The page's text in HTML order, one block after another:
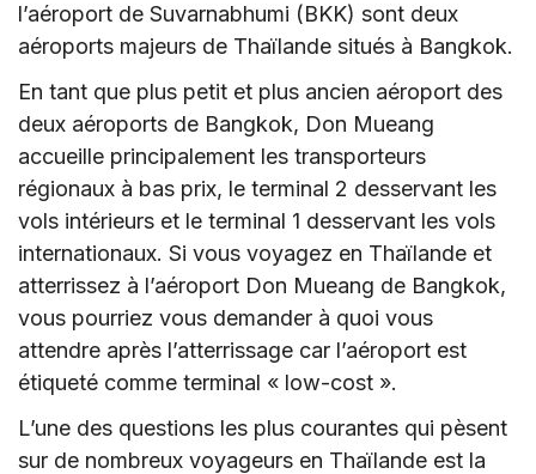
l’aéroport de Suvarnabhumi (BKK) sont deux
aéroports majeurs de Thaïlande situés à Bangkok.
En tant que plus petit et plus ancien aéroport des
deux aéroports de Bangkok, Don Mueang
accueille principalement les transporteurs
régionaux à bas prix, le terminal 2 desservant les
vols intérieurs et le terminal 1 desservant les vols
internationaux. Si vous voyagez en Thaïlande et
atterrissez à l’aéroport Don Mueang de Bangkok,
vous pourriez vous demander à quoi vous
attendre après l’atterrissage car l’aéroport est
étiqueté comme terminal « low-cost ».
L’une des questions les plus courantes qui pèsent
sur de nombreux voyageurs en Thaïlande est la